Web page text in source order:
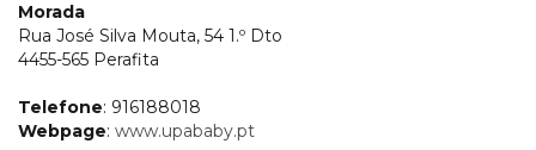
Morada
Rua José Silva Mouta, 54 1.º Dto
4455-565 Perafita
Telefone: 916188018
Webpage: www.upababy.pt